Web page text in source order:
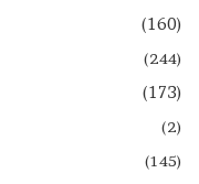
(160)
(244)
(173)
(2)
(145)